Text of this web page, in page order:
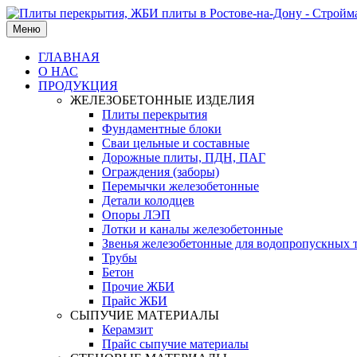
Меню
ГЛАВНАЯ
О НАС
ПРОДУКЦИЯ
ЖЕЛЕЗОБЕТОННЫЕ ИЗДЕЛИЯ
Плиты перекрытия
Фундаментные блоки
Сваи цельные и составные
Дорожные плиты, ПДН, ПАГ
Ограждения (заборы)
Перемычки железобетонные
Детали колодцев
Опоры ЛЭП
Лотки и каналы железобетонные
Звенья железобетонные для водопропускных
Трубы
Бетон
Прочие ЖБИ
Прайс ЖБИ
СЫПУЧИЕ МАТЕРИАЛЫ
Керамзит
Прайс сыпучие материалы